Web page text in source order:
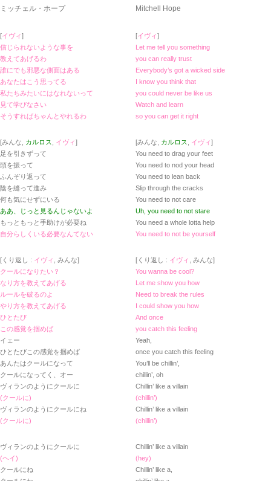
ミッチェル・ホープ
[イヴィ]
信じられないような事を
教えてあげるわ
誰にでも邪悪な側面はある
あなたはこう思ってる
私たちみたいにはなれないって
見て学びなさい
そうすればちゃんとやれるわ
[みんな, カルロス イヴィ]
足を引きずって
頭を振って
ふんぞり返って
陰を縫って進み
何も気にせずにいる
ああ、じっと見るんじゃないよ
もっともっと手助けが必要ね
自分らしくいる必要なんてない
[くり返し : イヴィ
, みんな]
クールになりたい？
なり方を教えてあげる
ルールを破るのよ
やり方を教えてあげる
ひとたび
この感覚を掴めば
イェー
ひとたびこの感覚を掴めば
あんたはクールになって
クールになってく、オー
ヴィランのようにクールに
(クールに)
ヴィランのようにクールにね
(クールに)
ヴィランのようにクールに
(ヘイ)
クールにね
Mitchell Hope
[イヴィ]
Let me tell you something
you can really trust
Everybody’s got a wicked side
I know you think that
you could never be like us
Watch and learn
so you can get it right
[みんな, カルロス イヴィ]
You need to drag your feet
You need to nod your head
You need to lean back
Slip through the cracks
You need to not care
Uh, you need to not stare
You need a whole lotta help
You need to not be yourself
[くり返し : イヴィ
, みんな]
You wanna be cool?
Let me show you how
Need to break the rules
I could show you how
And once
you catch this feeling
Yeah,
once you catch this feeling
You’ll be chillin’,
chillin’, oh
Chillin’ like a villain
(chillin’)
Chillin’ like a villain
(chillin’)
Chillin’ like a villain
(hey)
Chillin’ like a,